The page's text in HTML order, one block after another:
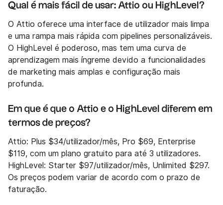
Qual é mais fácil de usar: Attio ou HighLevel?
O Attio oferece uma interface de utilizador mais limpa
e uma rampa mais rápida com pipelines personalizáveis.
O HighLevel é poderoso, mas tem uma curva de
aprendizagem mais íngreme devido a funcionalidades
de marketing mais amplas e configuração mais
profunda.
Em que é que o Attio e o HighLevel diferem em
termos de preços?
Attio: Plus $34/utilizador/mês, Pro $69, Enterprise
$119, com um plano gratuito para até 3 utilizadores.
HighLevel: Starter $97/utilizador/mês, Unlimited $297.
Os preços podem variar de acordo com o prazo de
faturação.